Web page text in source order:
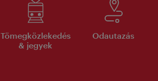
Tömegközlekedés
& jegyek
Odautazás